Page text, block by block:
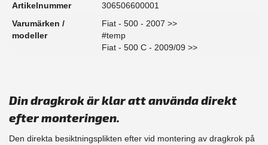
Artikelnummer
306506600001
Varumärken /
modeller
Fiat - 500 - 2007 >>
#temp
Fiat - 500 C - 2009/09 >>
Din dragkrok är klar att använda direkt
efter monteringen.
Den direkta besiktningsplikten efter vid montering av dragkrok på